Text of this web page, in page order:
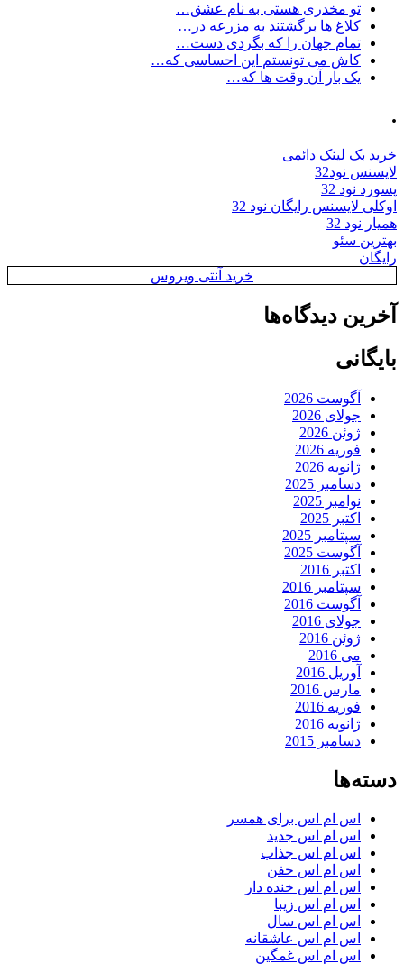
تو مخدری هستی به نام عشق…
کلاغ ها برگشتند به مزرعه در…
تمام جهان را که بگردی دست…
کاش می تونستم این احساسی که…
یک بار آن وقت ها که…
.
خرید بک لینک دائمی
لایسنس نود32
پسورد نود 32
اوکلی لایسنس رایگان نود 32
همیار نود 32
بهترین سئو
رایگان
خرید آنتی ویروس
آخرین دیدگاه‌ها
بایگانی
آگوست 2026
جولای 2026
ژوئن 2026
فوریه 2026
ژانویه 2026
دسامبر 2025
نوامبر 2025
اکتبر 2025
سپتامبر 2025
آگوست 2025
اکتبر 2016
سپتامبر 2016
آگوست 2016
جولای 2016
ژوئن 2016
می 2016
آوریل 2016
مارس 2016
فوریه 2016
ژانویه 2016
دسامبر 2015
دسته‌ها
اس ام اس برای همسر
اس ام اس جدید
اس ام اس جذاب
اس ام اس خفن
اس ام اس خنده دار
اس ام اس زیبا
اس ام اس سال
اس ام اس عاشقانه
اس ام اس غمگین